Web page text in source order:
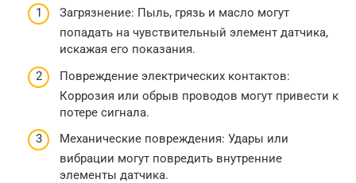
Загрязнение: Пыль, грязь и масло могут
попадать на чувствительный элемент датчика,
искажая его показания.
Повреждение электрических контактов:
Коррозия или обрыв проводов могут привести к
потере сигнала.
Механические повреждения: Удары или
вибрации могут повредить внутренние
элементы датчика.